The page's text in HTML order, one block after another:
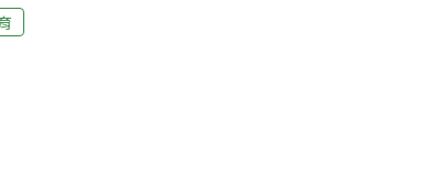
他們已經受夠了，他們將在8月24
動罷工，抗議這項對他們「不公平